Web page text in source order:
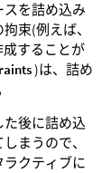
を詰め込み
束(例えば、
成することが
)は、詰め
後に詰め込
まうので、
クティブに